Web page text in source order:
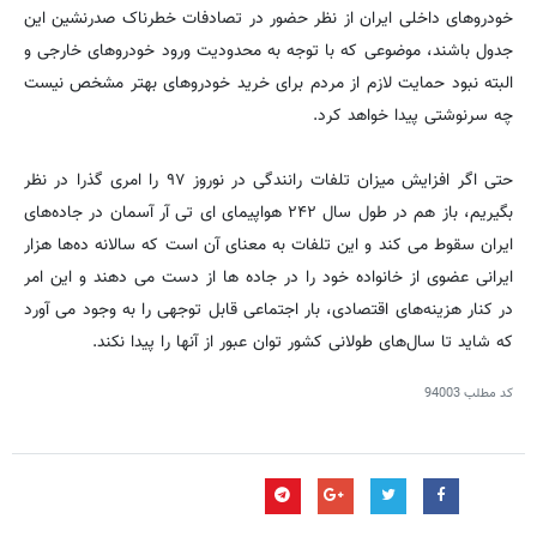
خودروهای داخلی ایران از نظر حضور در تصادفات خطرناک صدرنشین این
جدول باشند، موضوعی که با توجه به محدودیت ورود خودروهای خارجی و
البته نبود حمایت لازم از مردم برای خرید خودروهای بهتر مشخص نیست
چه سرنوشتی پیدا خواهد کرد.
حتی اگر افزایش میزان تلفات رانندگی در نوروز ۹۷ را امری گذرا در نظر
بگیریم، باز هم در طول سال ۲۴۲ هواپیمای ای تی آر آسمان در جاده‌های
ایران سقوط می کند و این تلفات به معنای آن است که سالانه ده‌ها هزار
ایرانی عضوی از خانواده خود را در جاده ها از دست می دهند و این امر
در کنار هزینه‌های اقتصادی، بار اجتماعی قابل توجهی را به وجود می آورد
که شاید تا سال‌های طولانی کشور توان عبور از آنها را پیدا نکند.
کد مطلب94003